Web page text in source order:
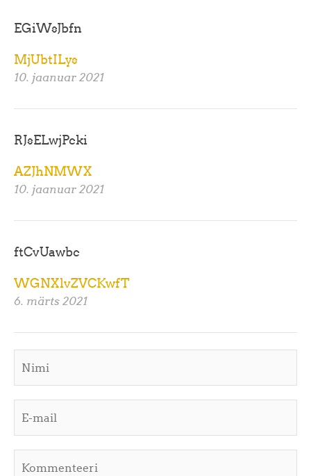
EGiWsJbfn
MjUbtILys
10. jaanuar 2021
RJsELwjPcki
AZJhNMWX
10. jaanuar 2021
ftCvUawbc
WGNXlvZVCKwfT
6. märts 2021